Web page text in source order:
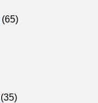
(65)
(35)